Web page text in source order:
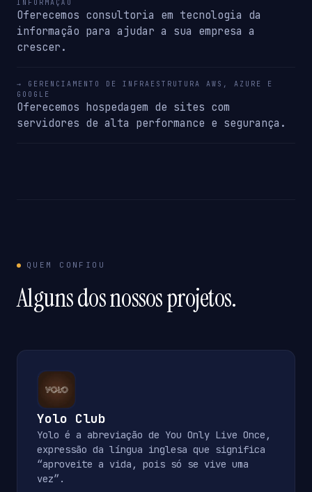
INFORMAÇÃO
Oferecemos consultoria em tecnologia da
informação para ajudar a sua empresa a
crescer.
→ GERENCIAMENTO DE INFRAESTRUTURA AWS, AZURE E
GOOGLE
Oferecemos hospedagem de sites com
servidores de alta performance e segurança.
QUEM CONFIOU
Alguns dos nossos projetos.
Yolo Club
Yolo é a abreviação de You Only Live Once,
expressão da língua inglesa que significa
“aproveite a vida, pois só se vive uma
vez”.